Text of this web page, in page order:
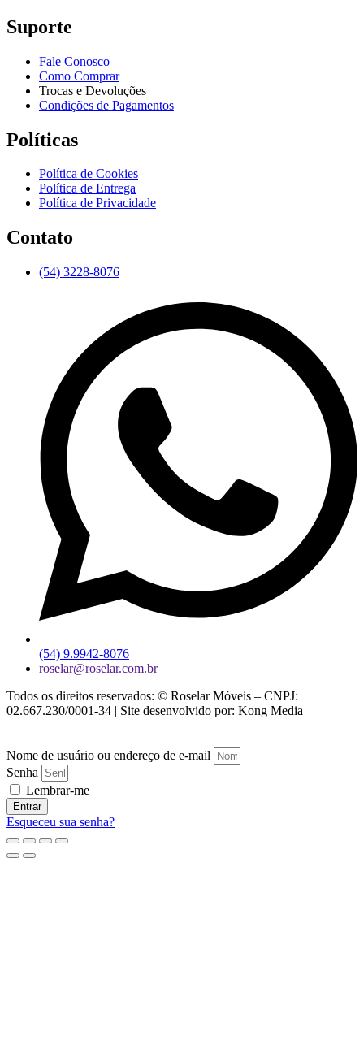
Suporte
Fale Conosco
Como Comprar
Trocas e Devoluções
Condições de Pagamentos
Políticas
Política de Cookies
Política de Entrega
Política de Privacidade
Contato
(54) 3228-8076
(54) 9.9942-8076
roselar@roselar.com.br
Todos os direitos reservados: © Roselar Móveis – CNPJ:
02.667.230/0001-34 | Site desenvolvido por: Kong Media
Nome de usuário ou endereço de e-mail
Senha
Lembrar-me
Entrar
Esqueceu sua senha?